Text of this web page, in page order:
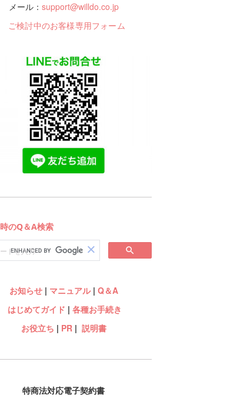
メール： support@willdo.co.jp
ご検討中のお客様専用フォーム
お知らせ| マニュアル| Q＆A
はじめてガイド | 各種お手続き
お役立ち | PR| 説明書
特商法対応電子契約書